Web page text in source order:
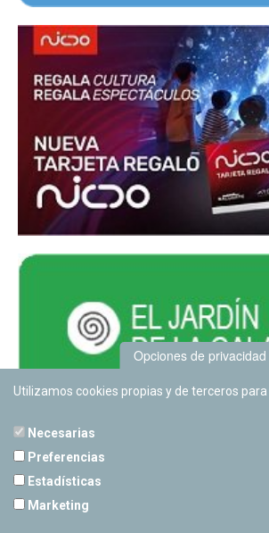
Opciones de privacidad
Utilizamos cookies propias y de terceros
Necesarias
Preferencias
Estadísticas
Marketing